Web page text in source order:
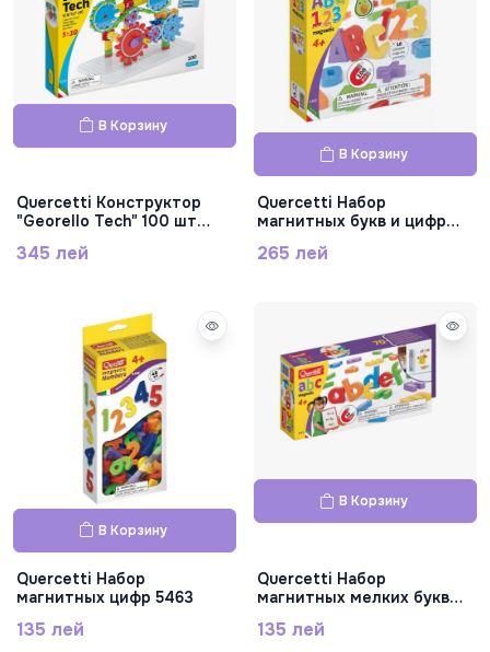
В Корзину
Quercetti Конструктор
"Georello Tech" 100 шт
345 лей
В Корзину
Quercetti Набор
магнитных букв и цифр
265 лей
В Корзину
Quercetti Набор
магнитных цифр 5463
135 лей
В Корзину
Quercetti Набор
магнитных мелких букв
135 лей